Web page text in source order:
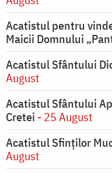
Acatistul pentru
Maicii Domnului
Acatistul Sfântului
August
Acatistul Sfântului
Cretei - 25 August
Acatistul Sfinților
August